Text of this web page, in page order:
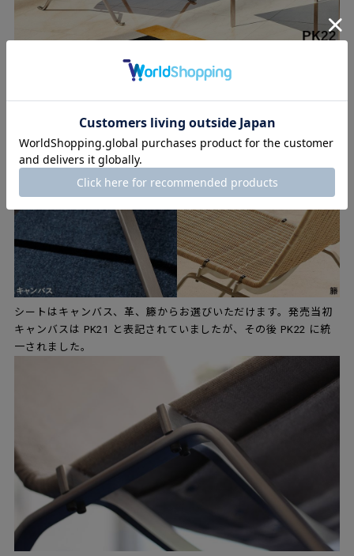
シートはキャンバス、革、籐からお選びいただけます。発売当初
キャンバスは PK21 と表記されていましたが、その後 PK22 に統
一されました。